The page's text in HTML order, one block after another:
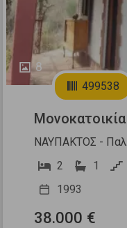
8
499538
ΝΑΥΠΑΚΤΟΣ -
2
1
1993
38.000 €